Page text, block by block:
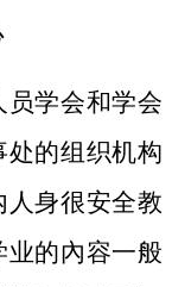
学会和学会
处的组织机构
身很安全教
的內容一般